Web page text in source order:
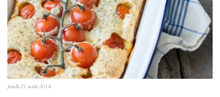
jeudi 21 août 2014